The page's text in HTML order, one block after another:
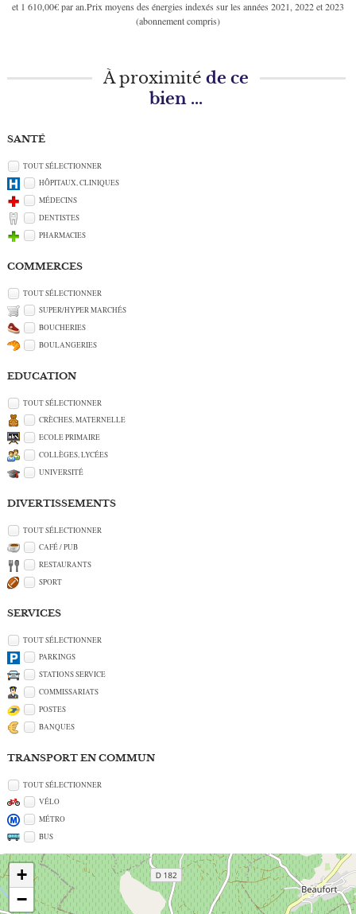
et 1 610,00€ par an.Prix moyens des énergies indexés sur les années 2021, 2022 et 2023
(abonnement compris)
À proximitéde ce
bien ...
SANTÉ
TOUT SÉLECTIONNER
HÔPITAUX, CLINIQUES
MÉDECINS
DENTISTES
PHARMACIES
COMMERCES
TOUT SÉLECTIONNER
SUPER/HYPER MARCHÉS
BOUCHERIES
BOULANGERIES
EDUCATION
TOUT SÉLECTIONNER
CRÈCHES, MATERNELLE
ECOLE PRIMAIRE
COLLÈGES, LYCÉES
UNIVERSITÉ
DIVERTISSEMENTS
TOUT SÉLECTIONNER
CAFÉ / PUB
RESTAURANTS
SPORT
SERVICES
TOUT SÉLECTIONNER
PARKINGS
STATIONS SERVICE
COMMISSARIATS
POSTES
BANQUES
TRANSPORT EN COMMUN
TOUT SÉLECTIONNER
VÉLO
MÉTRO
BUS
+
−